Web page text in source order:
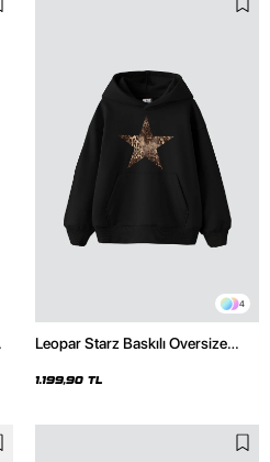
4
Leopar Starz Baskılı Oversize
1.199,90 TL